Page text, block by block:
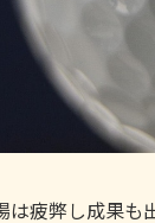
疲弊し成果